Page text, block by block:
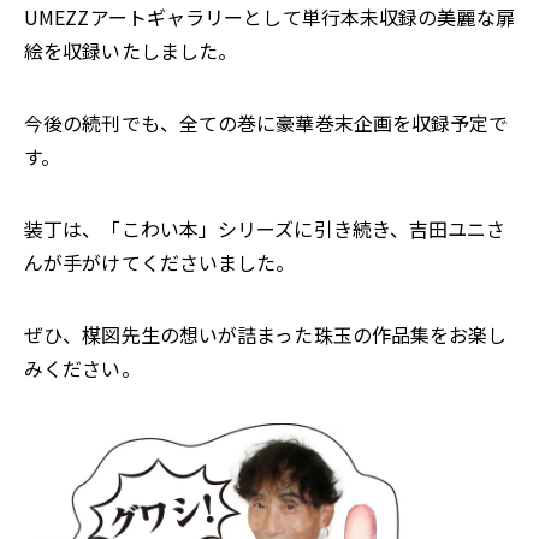
UMEZZアートギャラリーとして単行本未収録の美麗な扉
絵を収録いたしました。
今後の続刊でも、全ての巻に豪華巻末企画を収録予定で
す。
装丁は、「こわい本」シリーズに引き続き、吉田ユニさ
んが手がけてくださいました。
ぜひ、楳図先生の想いが詰まった珠玉の作品集をお楽し
みください。